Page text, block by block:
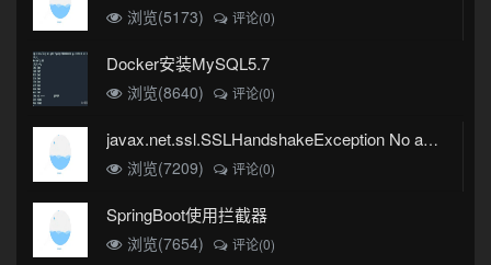
浏览(5173) 评论(0)
Docker安装MySQL5.7
浏览(8640) 评论(0)
javax.net.ssl.SSLHandshakeException No appropriate protocol (protocol is disabled or cipher suites are inappropriate)错误
浏览(7209)
评论(0)
SpringBoot使用拦截器
浏览(7654) 评论(0)